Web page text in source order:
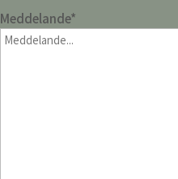
Meddelande*